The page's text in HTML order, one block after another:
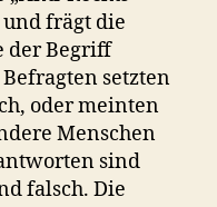
frägt die
der Begriff
Befragten setzten
oder meinten
Menschen
sind
falsch. Die